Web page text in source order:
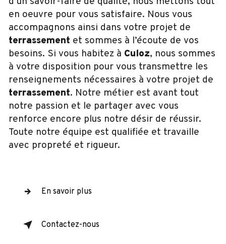
en oeuvre pour vous satisfaire. Nous vous
accompagnons ainsi dans votre projet de
terrassement et sommes à l’écoute de vos
besoins. Si vous habitez à Culoz, nous sommes
à votre disposition pour vous transmettre les
renseignements nécessaires à votre projet de
terrassement. Notre métier est avant tout
notre passion et le partager avec vous
renforce encore plus notre désir de réussir.
Toute notre équipe est qualifiée et travaille
avec propreté et rigueur.
En savoir plus
Contactez-nous